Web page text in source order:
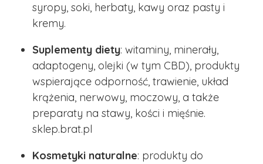
syropy, soki, herbaty, kawy oraz pasty i
kremy.
Suplementy diety: witaminy, minerały,
adaptogeny, olejki (w tym CBD), produkty
wspierające odporność, trawienie, układ
krążenia, nerwowy, moczowy, a także
preparaty na stawy, kości i mięśnie. ​
sklep.brat.pl
Kosmetyki naturalne: produkty do